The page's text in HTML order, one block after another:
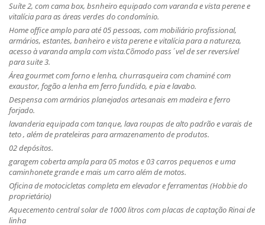
Suíte 2, com cama box, bsnheiro equipado com varanda e vista perene e
vitalícia para as áreas verdes do condomínio.
Home office amplo para até 05 pessoas, com mobiliário profissional,
armários, estantes, banheiro e vista perene e vitalícia para a natureza,
acesso à varanda ampla com vista.Cõmodo pass´vel de ser reversível
para suite 3.
Área gourmet com forno e lenha, churrasqueira com chaminé com
exaustor, fogão a lenha em ferro fundido, e pia e lavabo.
Despensa com armários planejados artesanais em madeira e ferro
forjado.
lavanderia equipada com tanque, lava roupas de alto padrão e varais de
teto , além de prateleiras para armazenamento de produtos.
02 depósitos.
garagem coberta ampla para 05 motos e 03 carros pequenos e uma
caminhonete grande e mais um carro além de motos.
Oficina de motocicletas completa em elevador e ferramentas (Hobbie do
proprietário)
Aquecemento central solar de 1000 litros com placas de captação Rinai de
linha